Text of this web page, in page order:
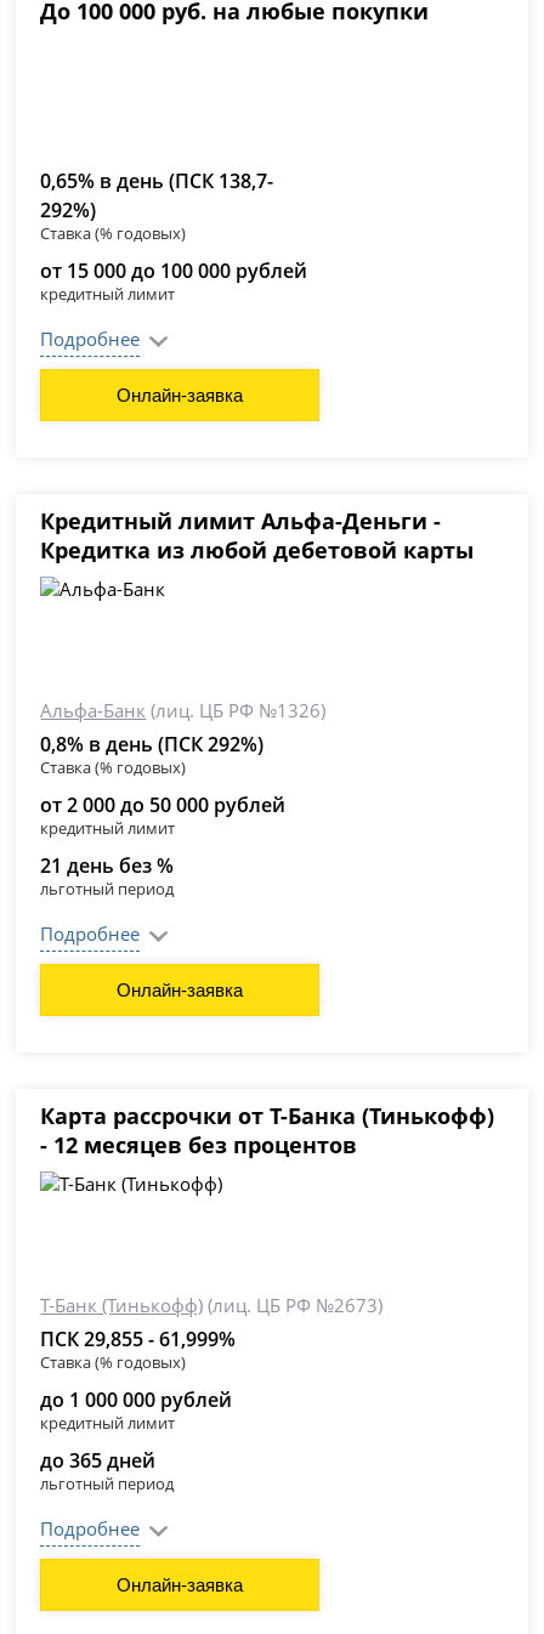
До 100 000 руб. на любые покупки
0,65% в день (ПСК 138,7-
292%)
Ставка (% годовых)
от 15 000 до 100 000 рублей
кредитный лимит
Подробнее
Онлайн-заявка
Кредитный лимит Альфа-Деньги -
Кредитка из любой дебетовой карты
Альфа-Банк (лиц. ЦБ РФ №1326)
0,8% в день (ПСК 292%)
Ставка (% годовых)
от 2 000 до 50 000 рублей
кредитный лимит
21 день без %
льготный период
Подробнее
Онлайн-заявка
Карта рассрочки от Т-Банка (Тинькофф)
- 12 месяцев без процентов
Т-Банк (Тинькофф) (лиц. ЦБ РФ №2673)
ПСК 29,855 - 61,999%
Ставка (% годовых)
до 1 000 000 рублей
кредитный лимит
до 365 дней
льготный период
Подробнее
Онлайн-заявка